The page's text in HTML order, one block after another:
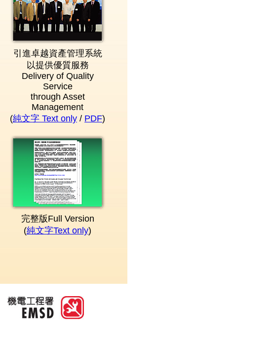
引進卓越資產管理系統
以提供優質服務
Delivery of Quality
Service
through Asset
Management
(純文字 Text only / PDF)
完整版Full Version
(純文字Text only)